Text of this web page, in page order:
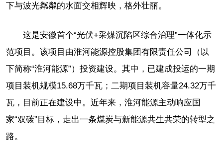
下与波光粼粼的水面交相辉映，格外壮丽。
这是安徽首个“光伏+采煤沉陷区综合治理”一体化示
范项目。该项目由淮河能源控股集团有限责任公司（以
下简称“淮河能源”）投资建设。其中，已建成投运的一期
项目装机规模15.68万千瓦；二期项目装机容量24.32万千
瓦，目前正在建设中。近年来，淮河能源主动响应国
家“双碳”目标，走出一条煤炭与新能源共生共荣的转型之
路。